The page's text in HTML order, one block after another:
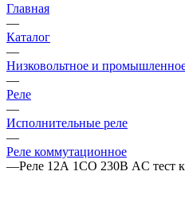
Главная
—
Каталог
—
Низковольтное и
—
Реле
—
Исполнительные реле
—
Реле коммутационное
—Реле 12А 1CO 230В AC тест